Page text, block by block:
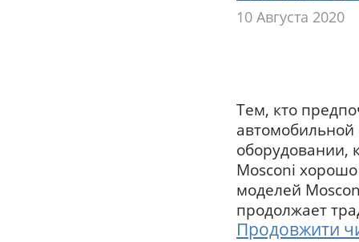
10 Августа 2020
Тем, кто
автомобильной
оборудовании,
Mosconi
моделей
продолжает
Продовжити